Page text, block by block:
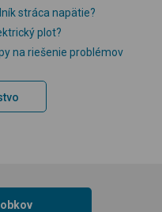
stráca napätie?
plot?
na riešenie problémov